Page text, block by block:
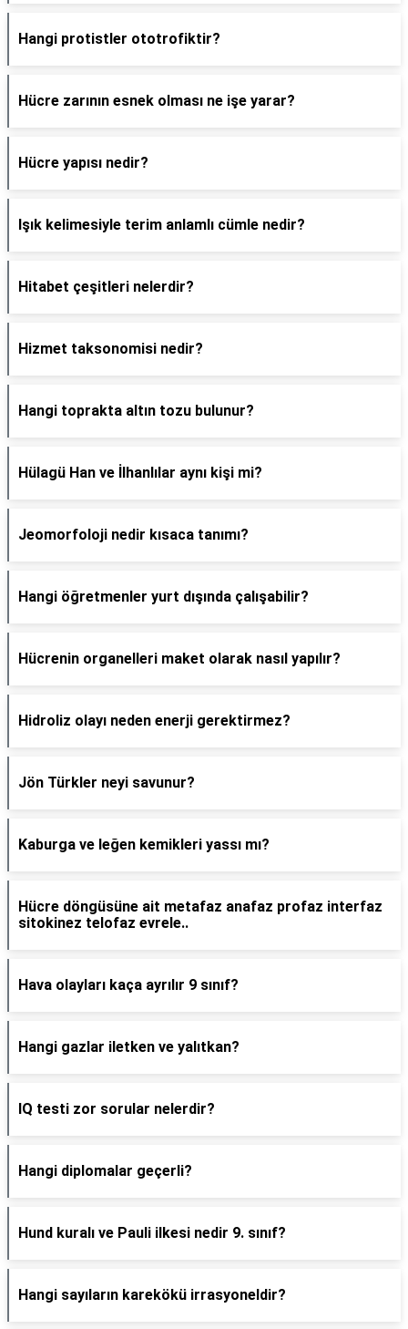
Hangi protistler ototrofiktir?
Hücre zarının esnek olması ne işe yarar?
Hücre yapısı nedir?
Işık kelimesiyle terim anlamlı cümle nedir?
Hitabet çeşitleri nelerdir?
Hizmet taksonomisi nedir?
Hangi toprakta altın tozu bulunur?
Hülagü Han ve İlhanlılar aynı kişi mi?
Jeomorfoloji nedir kısaca tanımı?
Hangi öğretmenler yurt dışında çalışabilir?
Hücrenin organelleri maket olarak nasıl yapılır?
Hidroliz olayı neden enerji gerektirmez?
Jön Türkler neyi savunur?
Kaburga ve leğen kemikleri yassı mı?
Hücre döngüsüne ait metafaz anafaz profaz interfaz
sitokinez telofaz evrele..
Hava olayları kaça ayrılır 9 sınıf?
Hangi gazlar iletken ve yalıtkan?
IQ testi zor sorular nelerdir?
Hangi diplomalar geçerli?
Hund kuralı ve Pauli ilkesi nedir 9. sınıf?
Hangi sayıların karekökü irrasyoneldir?